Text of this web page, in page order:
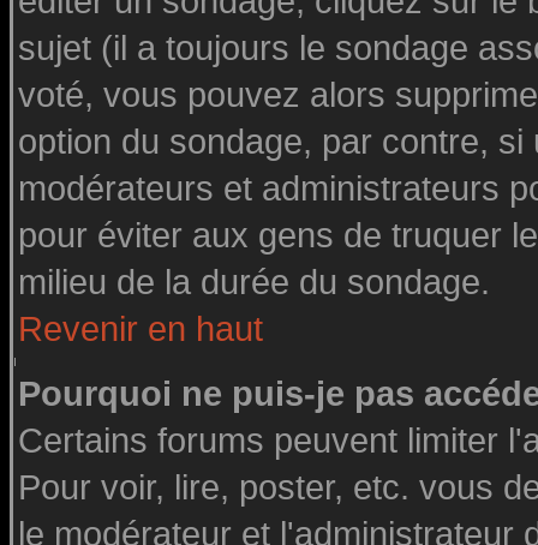
sujet (il a toujours le sondage
voté, vous pouvez alors
option du sondage, par contre,
modérateurs et administrateurs
pour éviter aux gens de truquer
milieu de la durée du sondage.
Revenir en haut
Pourquoi ne puis-je pas
Certains forums peuvent limiter
Pour voir, lire, poster, etc. vous
le modérateur et l'administrateur